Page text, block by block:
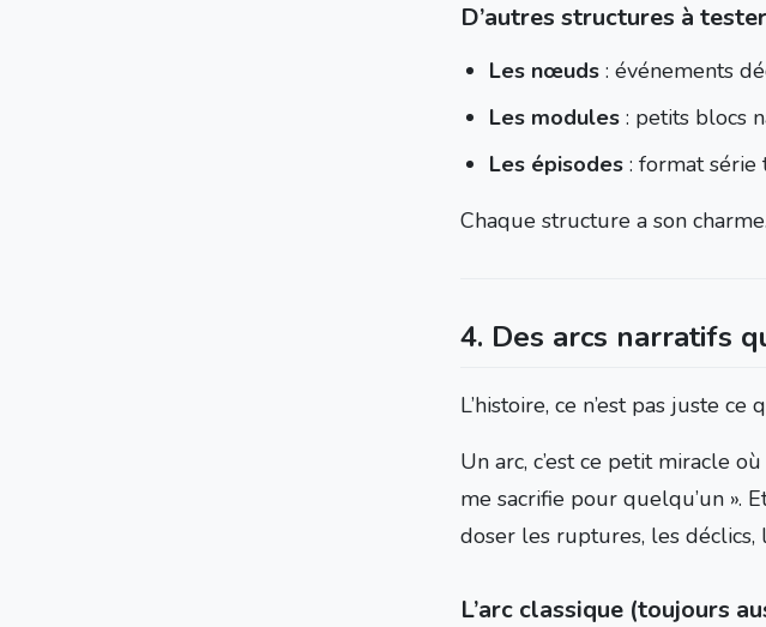
D’autres structures à tester
Les nœuds: événements
Les modules: petits blocs
Les épisodes: format série
Chaque structure a son
4. Des arcs narratifs
L’histoire, ce n’est pas juste ce
Un arc, c’est ce petit miracle
me sacrifie pour quelqu’un ».
doser les ruptures, les déclics,
L’arc classique (toujours